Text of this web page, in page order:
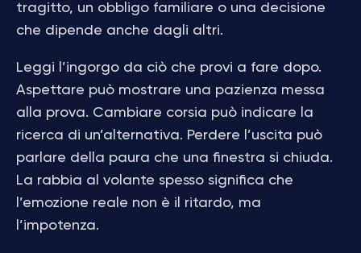
tragitto, un obbligo familiare o una decisione
che dipende anche dagli altri.
Leggi l’ingorgo da ciò che provi a fare dopo.
Aspettare può mostrare una pazienza messa
alla prova. Cambiare corsia può indicare la
ricerca di un’alternativa. Perdere l’uscita può
parlare della paura che una finestra si chiuda.
La rabbia al volante spesso significa che
l’emozione reale non è il ritardo, ma
l’impotenza.